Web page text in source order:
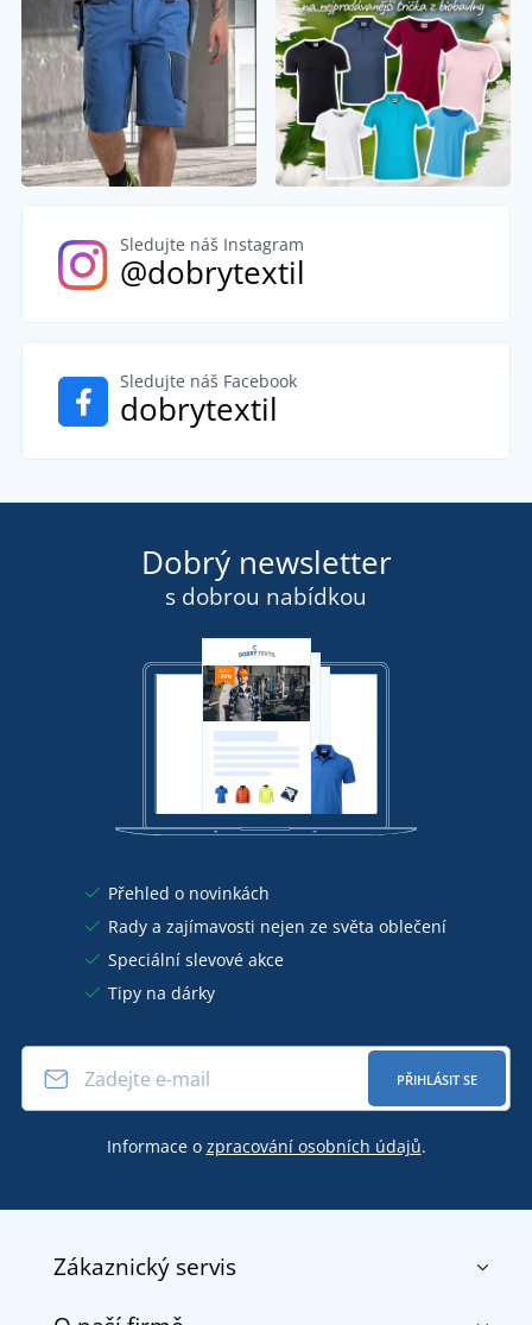
Sledujte náš Instagram
@dobrytextil
Sledujte náš Facebook
dobrytextil
Dobrý newsletter
s dobrou nabídkou
Přehled o novinkách
Rady a zajímavosti nejen ze světa oblečení
Speciální slevové akce
Tipy na dárky
PŘIHLÁSIT SE
Informace o zpracování osobních údajů.
Zákaznický servis